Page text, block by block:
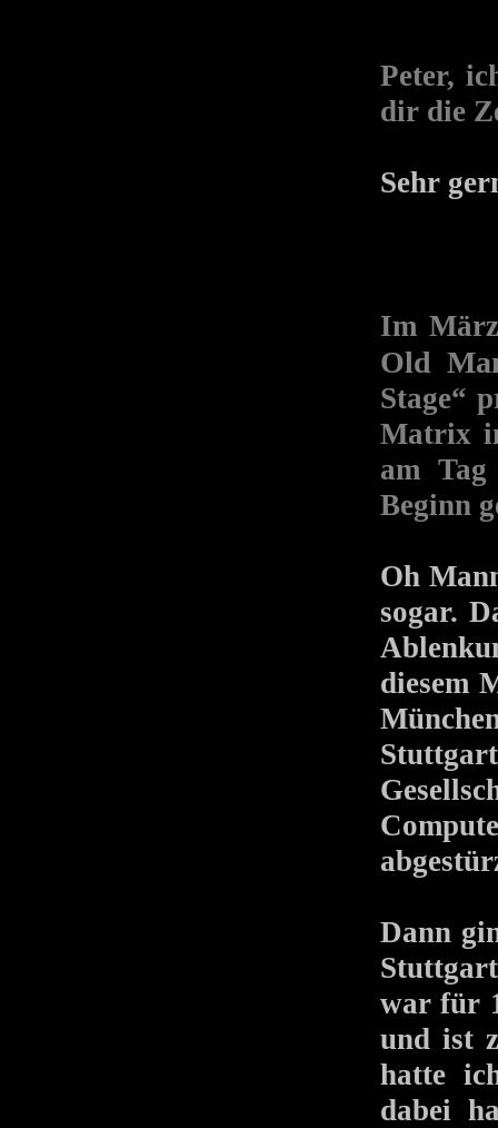
Peter,
dir die
Sehr
Im
Old
Stage“
Matrix
am
Beginn
Oh
sogar.
diesem
Dann
war für
und ist
hatte
dabei